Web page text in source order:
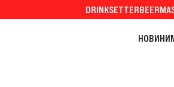
DRINKSETTER
НОВИНИ